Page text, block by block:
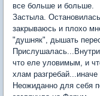
все больше и больше.
Застыла.
закрываюсь и плохо
"душняк", дышать
что еле уловимым, и
хлам
Неожиданно для себя